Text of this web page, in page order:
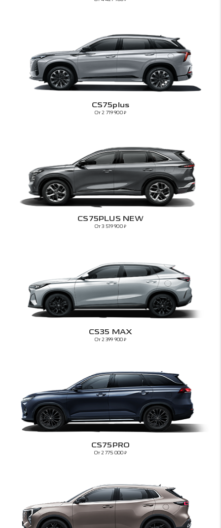
CS75plus
От 2 719 900₽
CS75PLUS NEW
От 3 519 900₽
CS35 MAX
От 2 399 900₽
CS75PRO
От 2 775 000₽